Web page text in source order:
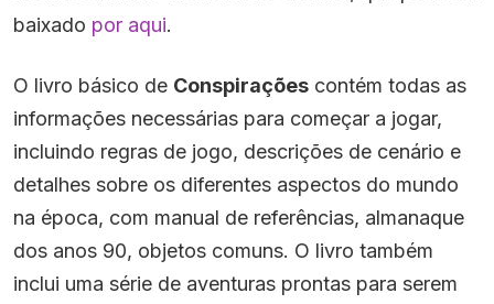
baixado por aqui.
O livro básico de Conspirações contém todas as
informações necessárias para começar a jogar,
incluindo regras de jogo, descrições de cenário e
detalhes sobre os diferentes aspectos do mundo
na época, com manual de referências, almanaque
dos anos 90, objetos comuns. O livro também
inclui uma série de aventuras prontas para serem